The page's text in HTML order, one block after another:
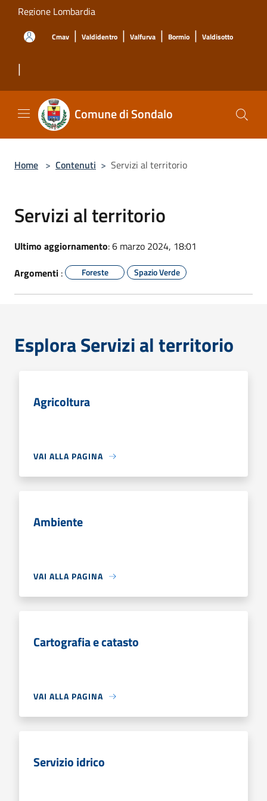
Salta al contenuto principale
Regione Lombardia
Cmav | Valdidentro | Valfurva | Bormio | Valdisotto
|
Comune di Sondalo
Home > Contenuti > Servizi al territorio
Servizi al territorio
Ultimo aggiornamento: 6 marzo 2024, 18:01
Argomenti : Foreste Spazio Verde
Esplora Servizi al territorio
Agricoltura
VAI ALLA PAGINA
Ambiente
VAI ALLA PAGINA
Cartografia e catasto
VAI ALLA PAGINA
Servizio idrico